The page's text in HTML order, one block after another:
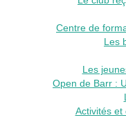
Centre de
Les
Les
Open de Barr :
Activités et